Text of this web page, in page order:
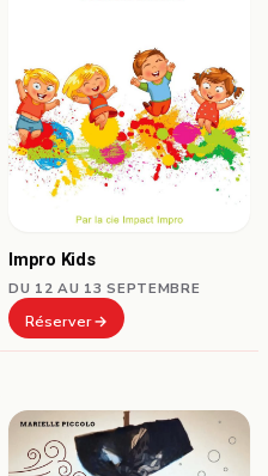
Impro Kids
DU 12 AU 13 SEPTEMBRE
Réserver